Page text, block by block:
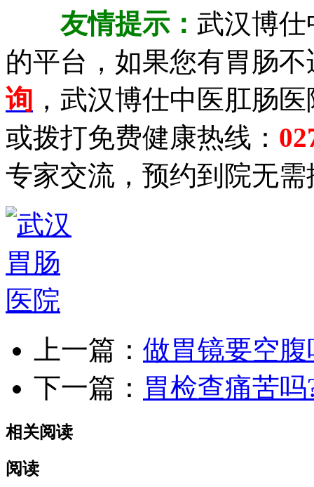
友情提示： 武汉博
的平台，如果您有胃肠
询 ，武汉博仕中医肛肠
或拨打免费健康热线：
专家交流，预约到院无
上一篇： 做胃镜要空
下一篇： 胃检查痛苦吗
相关阅读
阅读